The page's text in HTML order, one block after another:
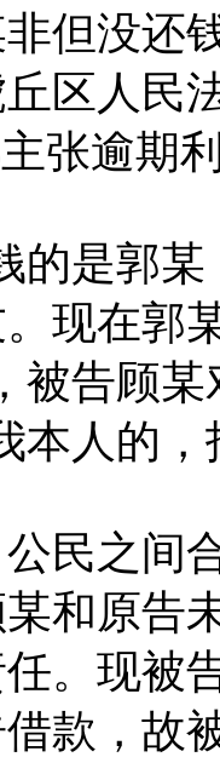
但没还
区人民
张逾期
是郭某
现在郭
被告顾
本人的
之间合
和原告
。现被
款，故